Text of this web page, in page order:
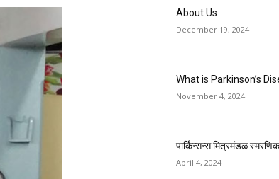
About Us
December 19, 2024
What is Parkinson’s
November 4, 2024
पार्किन्सन्स मित्रमंडळ
April 4, 2024